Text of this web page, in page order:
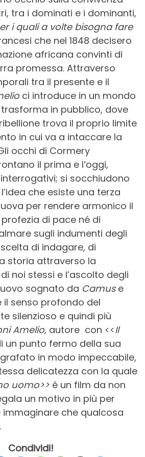
tra i dominati e i dominanti,
i quali a volte bisogna fare
che nel 1848 decisero
africana convinti di
promessa. Attraverso
tra il presente e il
ci introduce in un mondo
in pubblico, dove
trova il proprio limite
in cui va a intaccare la
occhi di Cormery
il prima e l’oggi,
si socchiudono
che esiste una terza
per rendere armonico il
di pace né di
sugli indumenti degli
di indagare, di
storia attraverso la
noi stessi e l’ascolto degli
sognato da Camuse
il senso profondo del
silenzioso e quindi più
Amelio, autore con <<Il
un punto fermo della sua
in modo impeccabile,
delicatezza con la quale
uomo>> è un film da non
un motivo in più per
che qualcosa
Condividi!